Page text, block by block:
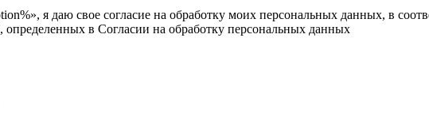
я даю свое согласие на обработку моих персональных данных, в
определенных в Согласии на обработку персональных данных